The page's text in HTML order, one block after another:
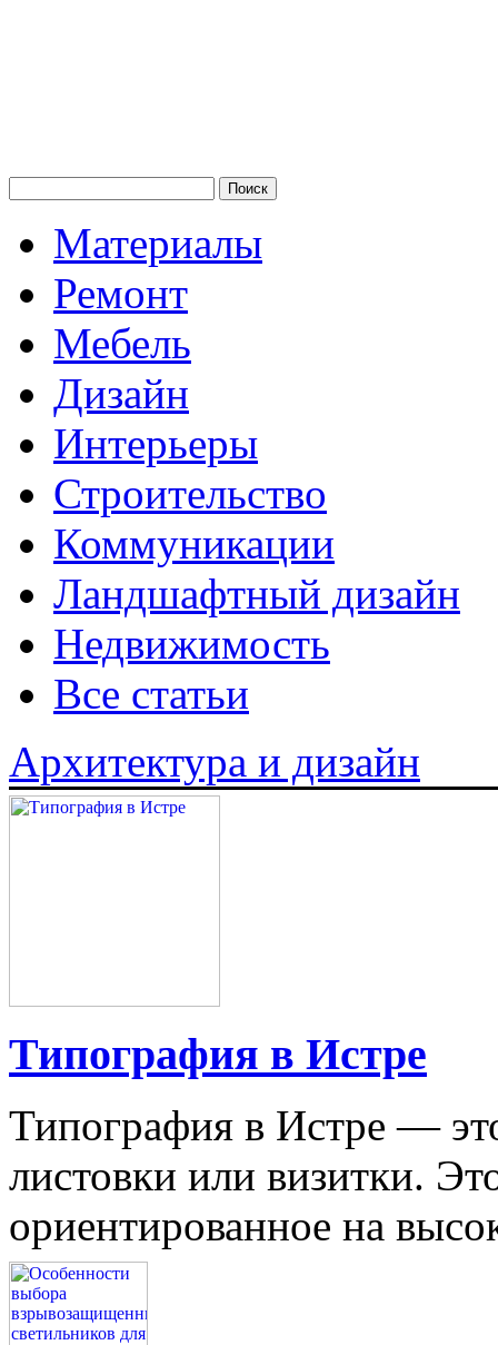
Материалы
Ремонт
Мебель
Дизайн
Интерьеры
Строительство
Коммуникации
Ландшафтный дизайн
Недвижимость
Все статьи
Архитектура и дизайн
Типография в Истре
Типография в Истре —
листовки или визитки.
ориентированное на